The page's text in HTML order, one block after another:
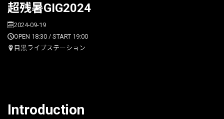
超残暑GIG2024
2024-09-19
OPEN 18:30 / START 19:00
目黒ライブステーション
Introduction